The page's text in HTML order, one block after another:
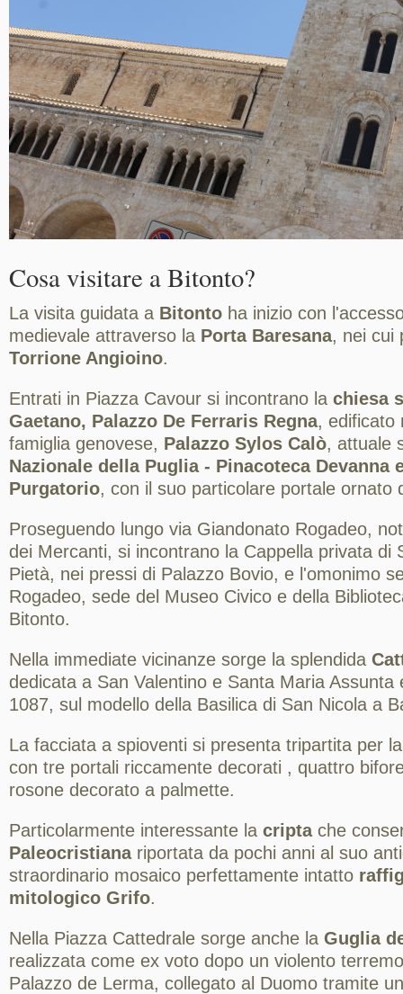
Cosa visitare a Bitonto?
La visita guidata a Bitonto ha inizio con
medievale attraverso la Porta Baresana, nei cui
Torrione Angioino.
Entrati in Piazza Cavour si incontrano la chiesa
Gaetano, Palazzo De Ferraris Regna, edificato
famiglia genovese, Palazzo Sylos Calò, attuale
Nazionale della Puglia - Pinacoteca Devanna
Purgatorio, con il suo particolare portale ornato
Proseguendo lungo via Giandonato Rogadeo,
dei Mercanti, si incontrano la Cappella privata di
Pietà, nei pressi di Palazzo Bovio, e l'omonimo
Rogadeo, sede del Museo Civico e della
Bitonto.
Nella immediate vicinanze sorge la splendida
dedicata a San Valentino e Santa Maria Assunta
1087, sul modello della Basilica di San Nicola a
La facciata a spioventi si presenta tripartita per
con tre portali riccamente decorati , quattro
rosone decorato a palmette.
Particolarmente interessante la criptache
Paleocristianariportata da pochi anni al suo
straordinario mosaico perfettamente intatto
mitologico Grifo.
Nella Piazza Cattedrale sorge anche la Guglia
realizzata come ex voto dopo un violento
Palazzo de Lerma, collegato al Duomo tramite